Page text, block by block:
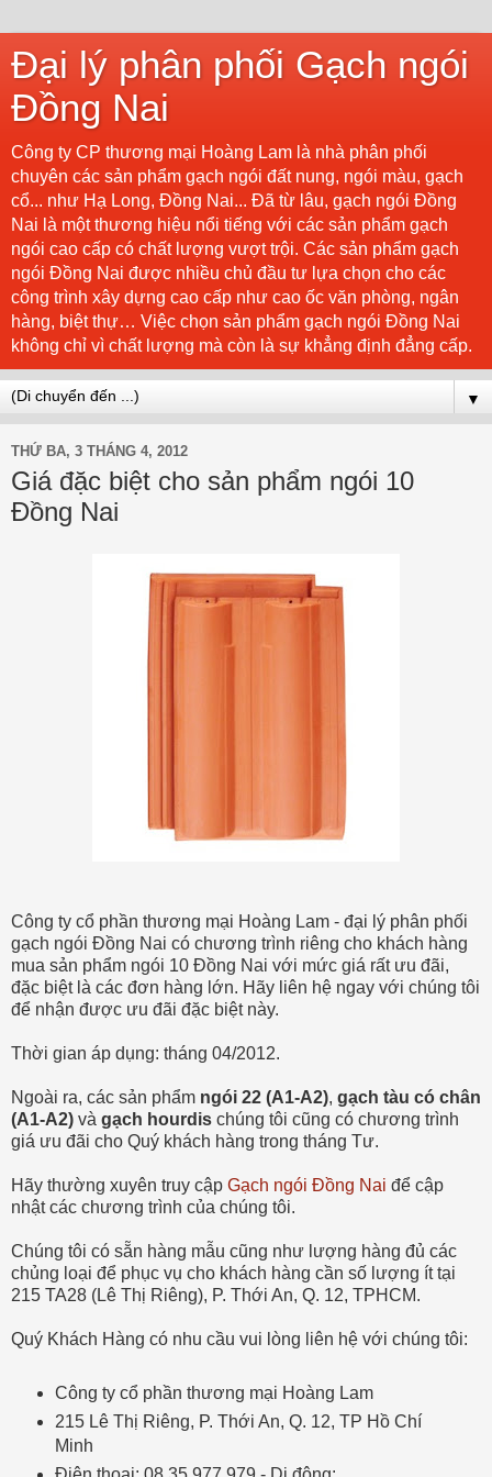
Đại lý phân phối Gạch ngói
Đồng Nai
Công ty CP thương mại Hoàng Lam là nhà phân phối
chuyên các sản phẩm gạch ngói đất nung, ngói màu, gạch
cổ... như Hạ Long, Đồng Nai... Đã từ lâu, gạch ngói Đồng
Nai là một thương hiệu nổi tiếng với các sản phẩm gạch
ngói cao cấp có chất lượng vượt trội. Các sản phẩm gạch
ngói Đồng Nai được nhiều chủ đầu tư lựa chọn cho các
công trình xây dựng cao cấp như cao ốc văn phòng, ngân
hàng, biệt thự… Việc chọn sản phẩm gạch ngói Đồng Nai
không chỉ vì chất lượng mà còn là sự khẳng định đẳng cấp.
▼
THỨ BA, 3 THÁNG 4, 2012
Giá đặc biệt cho sản phẩm ngói 10
Đồng Nai
Công ty cổ phần thương mại Hoàng Lam - đại lý phân phối
gạch ngói Đồng Nai có chương trình riêng cho khách hàng
mua sản phẩm ngói 10 Đồng Nai với mức giá rất ưu đãi,
đặc biệt là các đơn hàng lớn. Hãy liên hệ ngay với chúng tôi
để nhận được ưu đãi đặc biệt này.
Thời gian áp dụng: tháng 04/2012.
Ngoài ra, các sản phẩm ngói 22 (A1-A2), gạch tàu có chân
(A1-A2) và gạch hourdis chúng tôi cũng có chương trình
giá ưu đãi cho Quý khách hàng trong tháng Tư.
Hãy thường xuyên truy cập Gạch ngói Đồng Nai để cập
nhật các chương trình của chúng tôi.
Chúng tôi có sẵn hàng mẫu cũng như lượng hàng đủ các
chủng loại để phục vụ cho khách hàng cần số lượng ít tại
215 TA28 (Lê Thị Riêng), P. Thới An, Q. 12, TPHCM.
Quý Khách Hàng có nhu cầu vui lòng liên hệ với chúng tôi:
Công ty cổ phần thương mại Hoàng Lam
215 Lê Thị Riêng, P. Thới An, Q. 12, TP Hồ Chí
Minh